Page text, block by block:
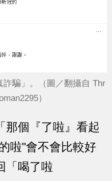
騙」。（圖／翻攝自 Thr
）
那個『了啦』看起
啦"會不會比較好
「喝了啦